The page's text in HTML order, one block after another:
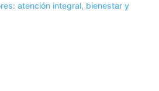
atención integral, bienestar y